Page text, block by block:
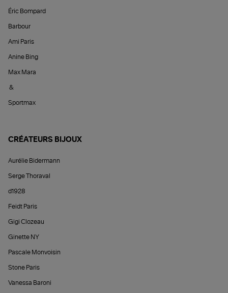
Éric Bompard
Barbour
Ami Paris
Anine Bing
Max Mara
&
Sportmax
CRÉATEURS BIJOUX
Aurélie Bidermann
Serge Thoraval
d1928
Feidt Paris
Gigi Clozeau
Ginette NY
Pascale Monvoisin
Stone Paris
Vanessa Baroni